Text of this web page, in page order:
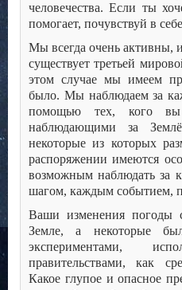
человечества. Если ты
помогает, почувствуй в
Мы всегда очень активны,
существует третьей
этом случае мы имеем
было. Мы наблюдаем за
помощью тех, кого вы
наблюдающими за
некоторые из которых
распоряжении имеются
возможным наблюдать
шагом, каждым событием,
Ваши изменения погоды
Земле, а некоторые
экспериментами,
правительствами, как
Какое глупое и опасное